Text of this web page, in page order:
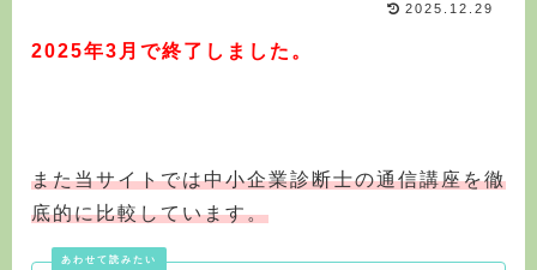
2025.12.29
2025年3月で終了しました。
また当サイトでは中小企業診断士の通信講座を徹
底的に比較しています。